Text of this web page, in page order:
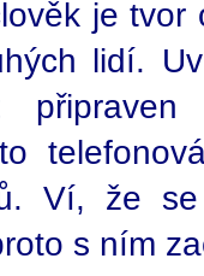
je
lidí.
Ví, že
s ním